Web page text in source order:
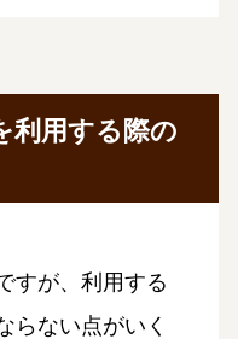
利用する際の
すが、利用する
らない点がいく